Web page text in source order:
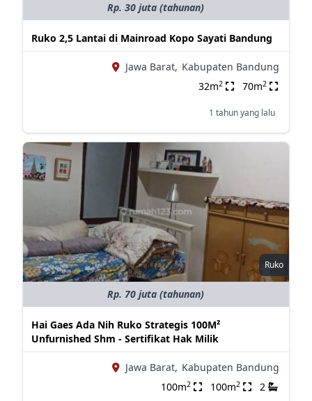
Rp. 30 juta (tahunan)
Ruko 2,5 Lantai di Mainroad Kopo Sayati Bandung
Jawa Barat, Kabupaten Bandung
32m2 70m2
1 tahun yang lalu
Ruko
Rp. 70 juta (tahunan)
Hai Gaes Ada Nih Ruko Strategis 100M²
Unfurnished Shm - Sertifikat Hak Milik
Jawa Barat, Kabupaten Bandung
100m2 100m2 2